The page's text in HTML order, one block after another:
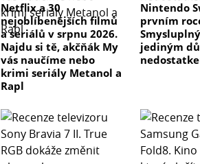
Netflix a 30
nejoblíbenějších filmů
a seriálů v srpnu 2026.
Najdu si tě, akčňák My
vás naučíme nebo
krimi seriály Metanol a
Rapl
Nintendo
prvním
jediným